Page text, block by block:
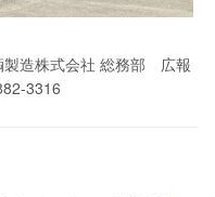
製造株式会社 総務部 広報
3316